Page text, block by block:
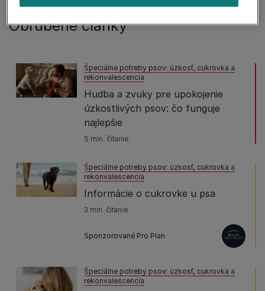
Obľúbené články
Špeciálne potreby psov: úzkosť, cukrovka a
rekonvalescencia
Hudba a zvuky pre upokojenie
úzkostlivých psov: čo funguje
najlepšie
5 min. čítanie
Špeciálne potreby psov: úzkosť, cukrovka a
rekonvalescencia
Informácie o cukrovke u psa
3 min. čítanie
Sponzorované Pro Plan
Špeciálne potreby psov: úzkosť, cukrovka a
rekonvalescencia